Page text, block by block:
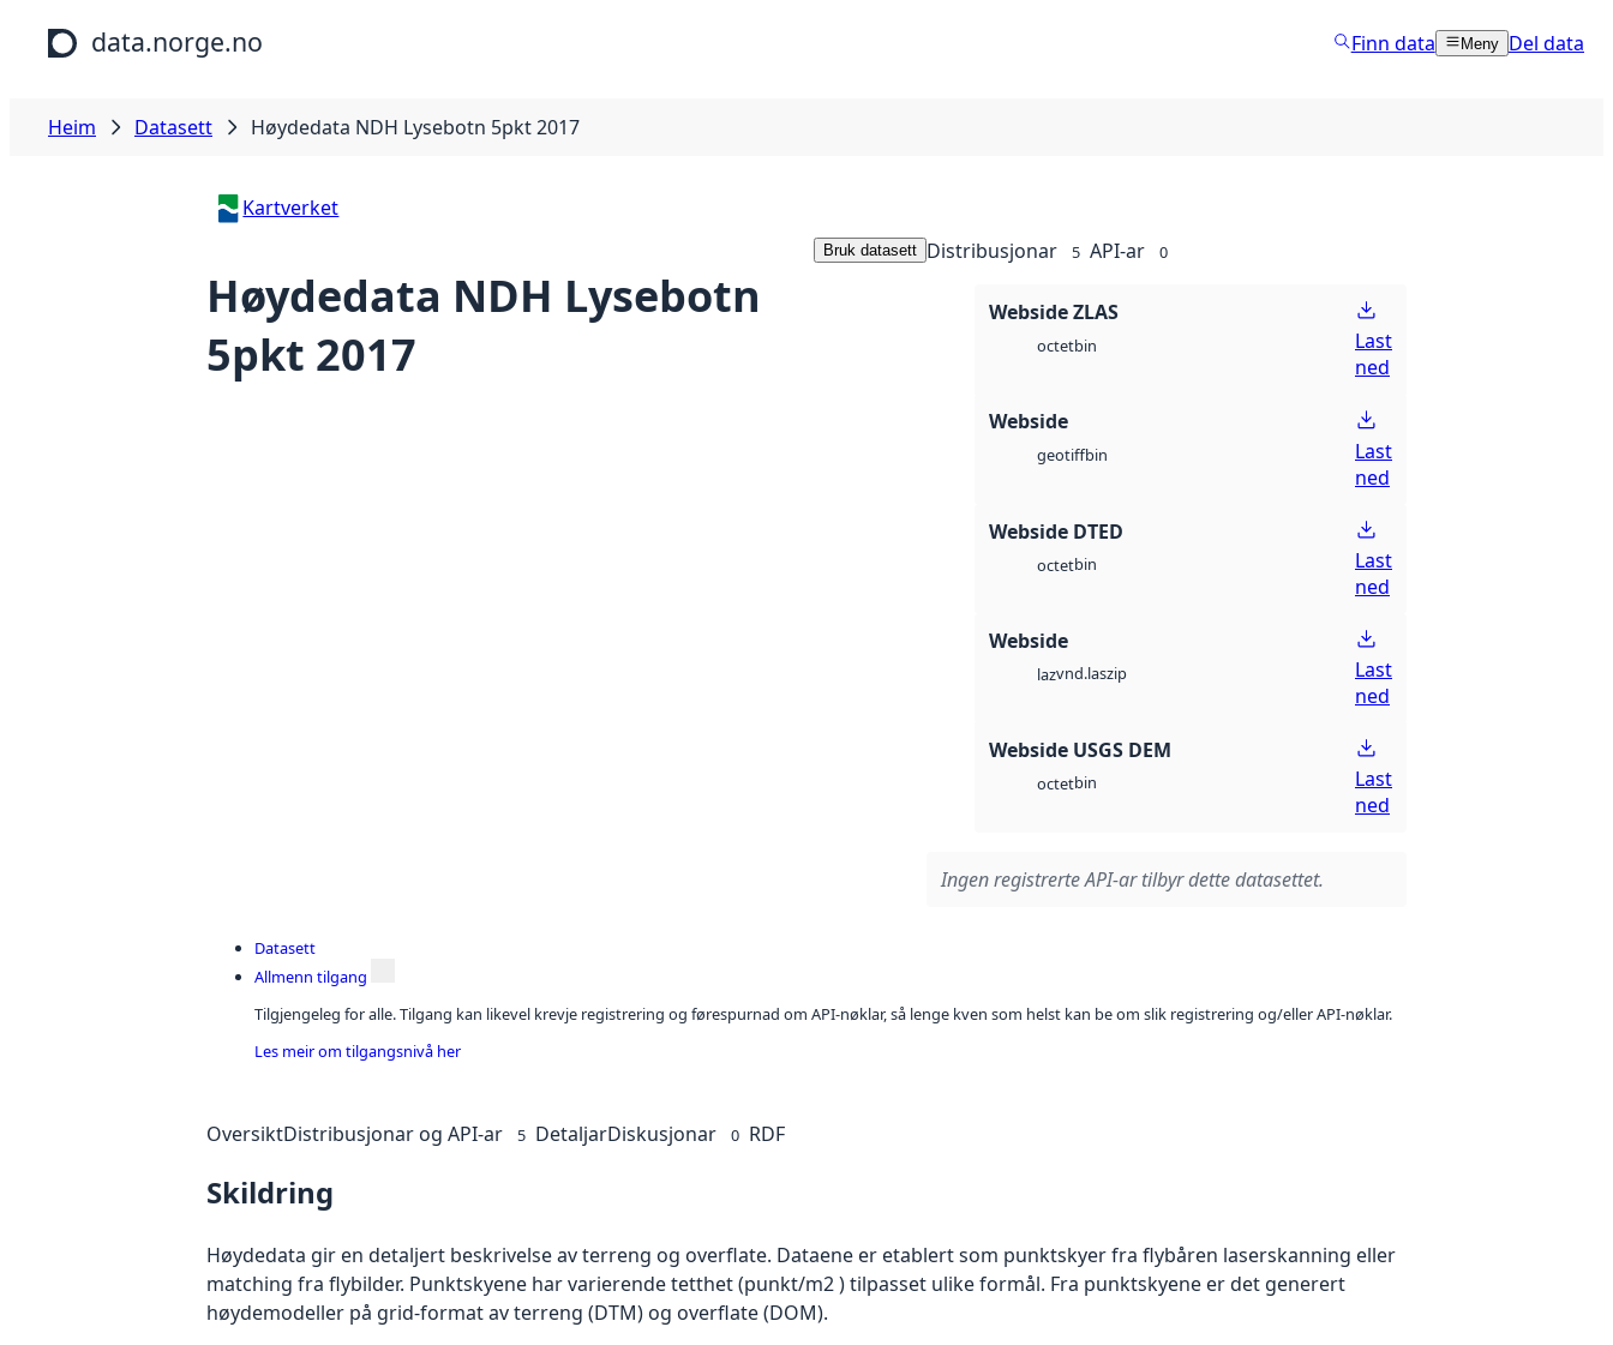
Hopp til hovudinnhald
data.norge.no Finn data Meny Del data
Heim Datasett Høydedata NDH Lysebotn 5pkt 2017
Kartverket
Høydedata NDH Lysebotn
5pkt 2017
Bruk datasett Distribusjonar 5 API-ar 0
Webside ZLAS
octetbin
Last
ned
Webside
geotiffbin
Last
ned
Webside DTED
octetbin
Last
ned
Webside
lazvnd.laszip
Last
ned
Webside USGS DEM
octetbin
Last
ned
Ingen registrerte API-ar tilbyr dette datasettet.
Datasett
Allmenn tilgang
Tilgjengeleg for alle. Tilgang kan likevel krevje registrering og førespurnad om API-nøklar, så lenge kven som helst kan be om slik registrering og/eller API-nøklar.
Les meir om tilgangsnivå her
OversiktDistribusjonar og API-ar 5 DetaljarDiskusjonar 0 RDF
Skildring
Høydedata gir en detaljert beskrivelse av terreng og overflate. Dataene er etablert som punktskyer fra flybåren laserskanning eller
matching fra flybilder. Punktskyene har varierende tetthet (punkt/m2 ) tilpasset ulike formål. Fra punktskyene er det generert
høydemodeller på grid-format av terreng (DTM) og overflate (DOM).